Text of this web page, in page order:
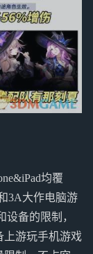
均覆
3A大作电脑游
备的限制，
上游玩手机游戏